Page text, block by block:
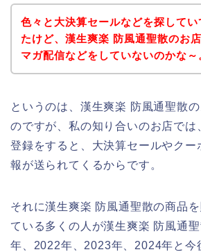
色々と大決算セールなどを探してい
たけど、漢生爽楽 防風通聖散のお
マガ配信などをしていないのかな～
というのは、漢生爽楽 防風通聖散
のですが、私の知り合いのお店では
登録をすると、大決算セールやクー
報が送られてくるからです。
それに漢生爽楽 防風通聖散の商品
ている多くの人が漢生爽楽 防風通
年、2022年、2023年、2024年と今